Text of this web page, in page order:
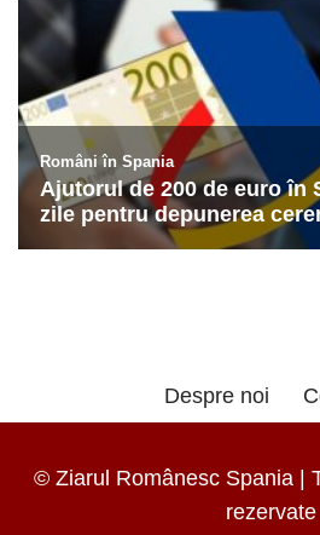
Despre noi
© Ziarul Românesc Spania |
rezervate